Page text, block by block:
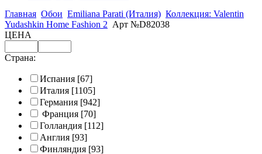
Главная Обои Emiliana Parati (Италия) Коллекция: Valentin
Yudashkin Home Fashion 2 Арт №D82038
ЦЕНА
Страна:
Испания [67]
Италия [1105]
Германия [942]
Франция [70]
Голландия [112]
Англия [93]
Финляндия [93]